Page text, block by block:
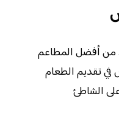
من أفضل المطاعم
تقديم الطعام
الشاطئ